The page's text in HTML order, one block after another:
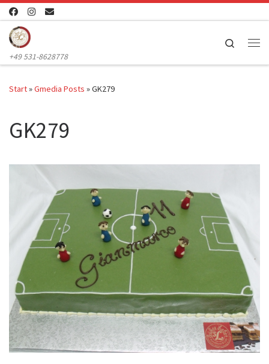
Zum Inhalt springen
+49 531-8628778
Search
Start»Gmedia Posts »GK279
GK279